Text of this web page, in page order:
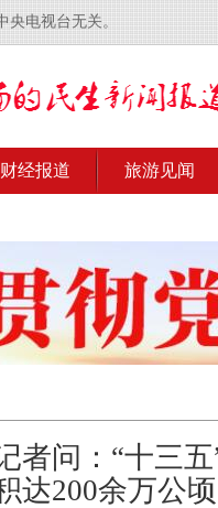
电视台无关。
财经报道 旅游见闻
者问：“十三
达200余万公顷